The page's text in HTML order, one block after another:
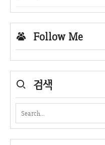
Follow Me
검색